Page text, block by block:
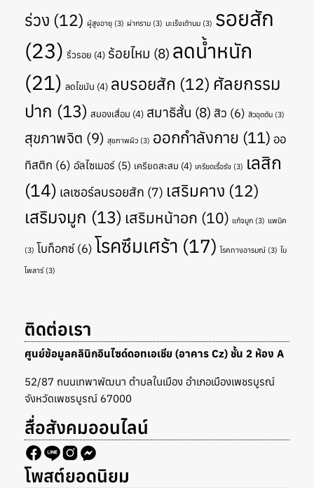
ร่วง (12) ผู้สูงอายุ (3) ผ่ากราม (3) มะเร็งเต้านม (3) รอยสัก
(23) ริ้วรอย (4) ร้อยไหม (8) ลดน้ำหนัก
(21) ลดไขมัน (4) ลบรอยสัก (12) ศัลยกรรม
ปาก (13) สมองเสื่อม (4) สมาธิสั้น (8) สิว (6) สิวอุดตัน (3)
สุขภาพจิต (9) สุขภาพผิว (3) ออกกำลังกาย (11) ออ
ทิสติก (6) อัลไซเมอร์ (5) เครียดสะสม (4) เครียดเรื้อรัง (3) เลสิก
(14) เลเซอร์ลบรอยสัก (7) เสริมคาง (12)
เสริมจมูก (13) เสริมหน้าอก (10) แก้จมูก (3) แพนิค
(3) โบท็อกซ์(6) โรคซึมเศร้า (17) โรคทางอารมณ์ (3) ไบ
โพลาร์(3)
ติดต่อเรา
ศูนย์ข้อมูลคลินิกอินไซด์ดอทเอเชีย (อาคาร Cz) ชั้น 2 ห้อง A
52/87 ถนนเทพาพัฒนา ตำบลในเมือง อำเภอเมืองเพชรบูรณ์
จังหวัดเพชรบูรณ์ 67000
สื่อสังคมออนไลน์
โพสต์ยอดนิยม